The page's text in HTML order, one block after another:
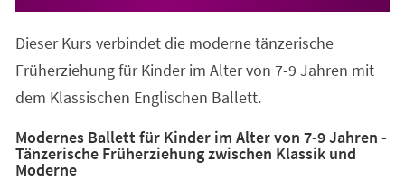
Dieser Kurs verbindet die moderne tänzerische
Früherziehung für Kinder im Alter von 7-9 Jahren mit
dem Klassischen Englischen Ballett.
Modernes Ballett für Kinder im Alter von 7-9 Jahren -
Tänzerische Früherziehung zwischen Klassik und
Moderne